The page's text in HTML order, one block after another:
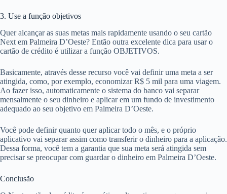
3. Use a função objetivos
Quer alcançar as suas metas mais rapidamente usando o seu cartão
Next em Palmeira D’Oeste? Então outra excelente dica para usar o
cartão de crédito é utilizar a função OBJETIVOS.
Basicamente, através desse recurso você vai definir uma meta a ser
atingida, como, por exemplo, economizar R$ 5 mil para uma viagem.
Ao fazer isso, automaticamente o sistema do banco vai separar
mensalmente o seu dinheiro e aplicar em um fundo de investimento
adequado ao seu objetivo em Palmeira D’Oeste.
Você pode definir quanto quer aplicar todo o mês, e o próprio
aplicativo vai separar assim como transferir o dinheiro para a aplicação.
Dessa forma, você tem a garantia que sua meta será atingida sem
precisar se preocupar com guardar o dinheiro em Palmeira D’Oeste.
Conclusão